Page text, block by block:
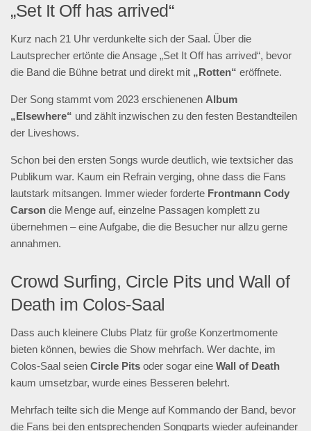
„Set It Off has arrived“
Kurz nach 21 Uhr verdunkelte sich der Saal. Über die
Lautsprecher ertönte die Ansage „Set It Off has arrived“, bevor
die Band die Bühne betrat und direkt mit „Rotten“ eröffnete.
Der Song stammt vom 2023 erschienenen Album
„Elsewhere“ und zählt inzwischen zu den festen Bestandteilen
der Liveshows.
Schon bei den ersten Songs wurde deutlich, wie textsicher das
Publikum war. Kaum ein Refrain verging, ohne dass die Fans
lautstark mitsangen. Immer wieder forderte Frontmann Cody
Carson die Menge auf, einzelne Passagen komplett zu
übernehmen – eine Aufgabe, die die Besucher nur allzu gerne
annahmen.
Crowd Surfing, Circle Pits und Wall of
Death im Colos-Saal
Dass auch kleinere Clubs Platz für große Konzertmomente
bieten können, bewies die Show mehrfach. Wer dachte, im
Colos-Saal seien Circle Pits oder sogar eine Wall of Death
kaum umsetzbar, wurde eines Besseren belehrt.
Mehrfach teilte sich die Menge auf Kommando der Band, bevor
die Fans bei den entsprechenden Songparts wieder aufeinander